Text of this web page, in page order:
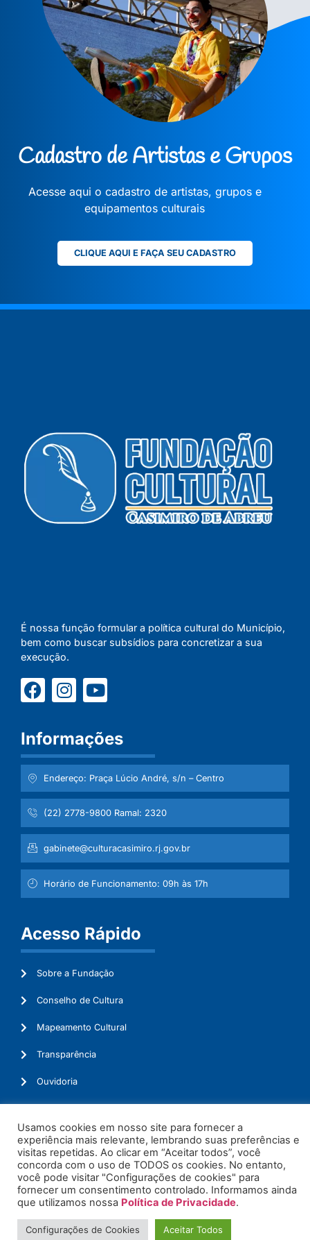
Cadastro de Artistas e Grupos
Acesse aqui o cadastro de artistas, grupos e
equipamentos culturais
CLIQUE AQUI E FAÇA SEU CADASTRO
É nossa função formular a política cultural do Município,
bem como buscar subsídios para concretizar a sua
execução.
Informações
Endereço: Praça Lúcio André, s/n – Centro
(22) 2778-9800 Ramal: 2320
gabinete@culturacasimiro.rj.gov.br
Horário de Funcionamento: 09h às 17h
Acesso Rápido
Sobre a Fundação
Conselho de Cultura
Mapeamento Cultural
Transparência
Ouvidoria
© 2026. Todos os Direitos Reservados.
Usamos cookies em nosso site para fornecer a
experiência mais relevante, lembrando suas preferências e
visitas repetidas. Ao clicar em “Aceitar todos”, você
concorda com o uso de TODOS os cookies. No entanto,
você pode visitar "Configurações de cookies" para
fornecer um consentimento controlado. Informamos ainda
que utilizamos nossa Política de Privacidade.
Configurações de Cookies Aceitar Todos